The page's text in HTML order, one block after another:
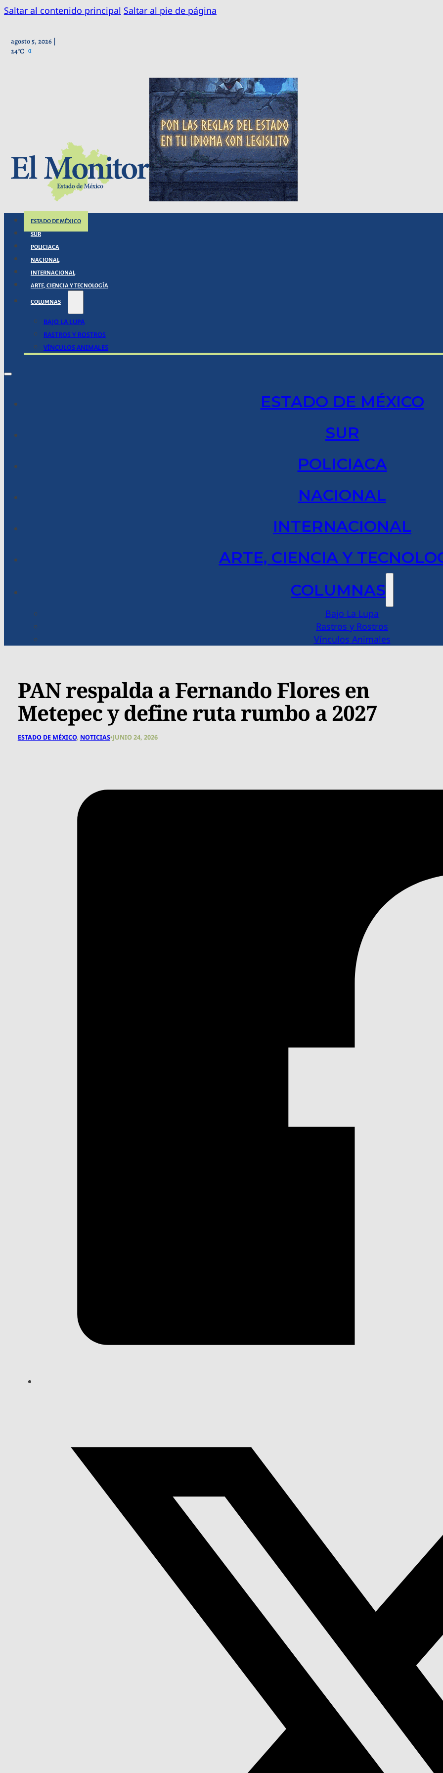
Saltar al contenido principal Saltar al pie de página
agosto 5, 2026 |
24°C
ESTADO DE MÉXICO
SUR
POLICIACA
NACIONAL
INTERNACIONAL
ARTE, CIENCIA Y TECNOLOGÍA
COLUMNAS
BAJO LA LUPA
RASTROS Y ROSTROS
VÍNCULOS ANIMALES
ESTADO DE MÉXICO
SUR
POLICIACA
NACIONAL
INTERNACIONAL
ARTE, CIENCIA Y
COLUMNAS
Bajo La Lupa
Rastros y Rostros
Vínculos Animales
PAN respalda a Fernando Flores en
Metepec y define ruta rumbo a 2027
ESTADO DE MÉXICO, NOTICIAS•JUNIO 24, 2026